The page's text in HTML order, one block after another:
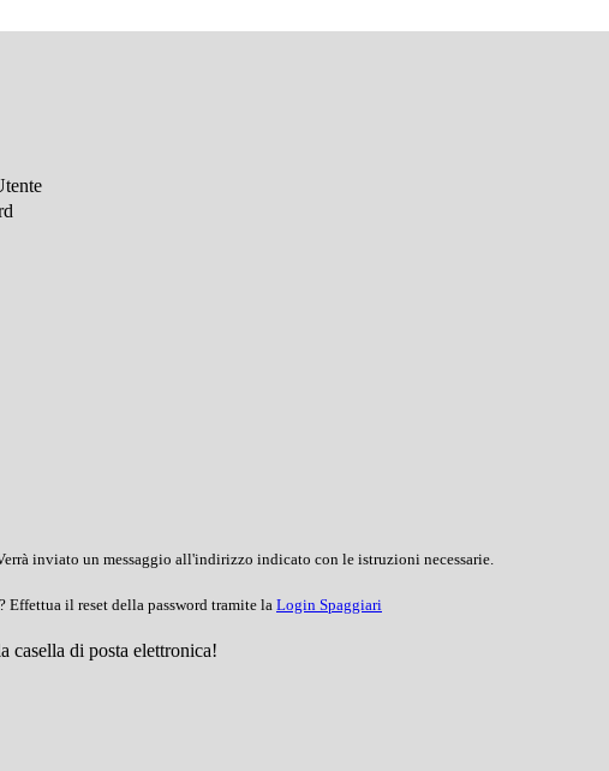
inviato un messaggio all'indirizzo indicato con le istruzioni necessarie.
Effettua il reset della password tramite la Login Spaggiari
casella di posta elettronica!